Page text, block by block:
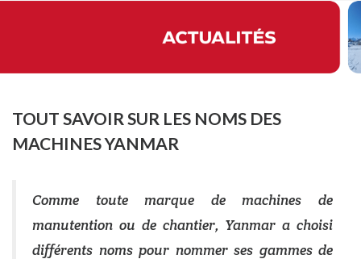
TOUT SAVOIR SUR LES NOMS DES
MACHINES YANMAR
Comme toute marque de machines de
manutention ou de chantier, Yanmar a choisi
différents noms pour nommer ses gammes de